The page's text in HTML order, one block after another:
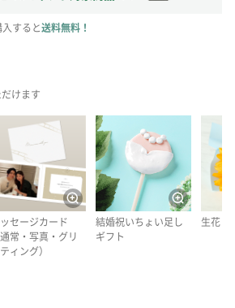
すると送料無料！
けます
セージカード
通常・写真・グリ
ィング）
結婚祝いちょい足し
ギフト
生花